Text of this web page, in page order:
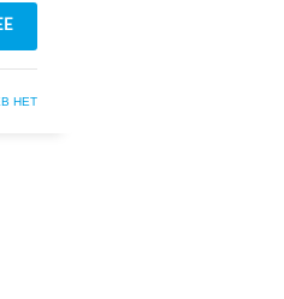
НЕТ